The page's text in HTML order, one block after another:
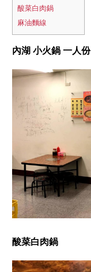
酸菜白肉鍋
麻油麵線
內湖 小火鍋 一人份
酸菜白肉鍋